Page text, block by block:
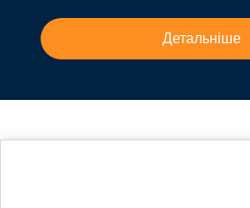
Детальніше